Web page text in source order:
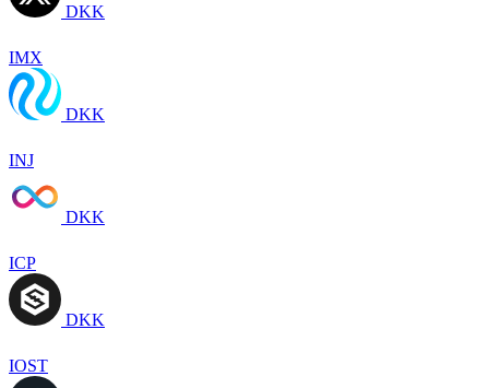
DKK
IMX
DKK
INJ
DKK
ICP
DKK
IOST